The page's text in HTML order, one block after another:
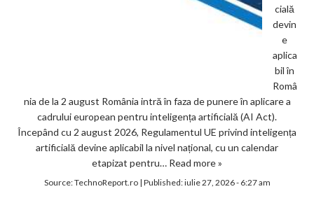
cială
devin
e
aplica
bil în
Româ
nia de la 2 august România intră în faza de punere în aplicare a
cadrului european pentru inteligența artificială (AI Act).
Începând cu 2 august 2026, Regulamentul UE privind inteligența
artificială devine aplicabil la nivel național, cu un calendar
etapizat pentru… Read more »
Source:TechnoReport.ro| Published:iulie 27, 2026 - 6:27 am